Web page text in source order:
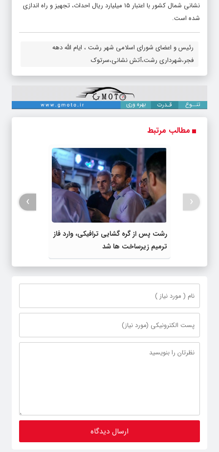
نشانی شمال کشور با اعتبار ۱۵ میلیارد ریال احداث، تجهیز و راه اندازی
شده است.
رئیس و اعضای شورای اسلامی شهر رشت ، ایام الله دهه
فجر،شهرداری رشت،آتش نشانی،سرتوک
مطالب مرتبط
رشت پس از گره گشایی ترافیکی، وارد فاز
ترمیم زیرساخت ها شد
‹
›